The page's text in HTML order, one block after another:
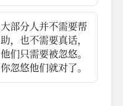
大部分人并不需要帮
助，也不需要真话，
他们只需要被忽悠。
你忽悠他们就对了。